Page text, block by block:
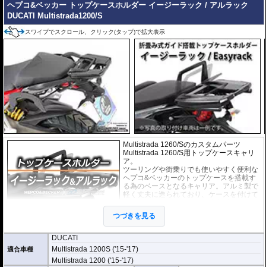
ヘプコ&ベッカー トップケースホルダー イージーラック / アルラック
DUCATI Multistrada1200/S
スワイプでスクロール、クリック(タップ)で拡大表示
Multistrada 1260/Sのカスタムパーツ
Multistrada 1260/S用トップケースキャリ
ア。
ツーリングや街乗りでも使いやすく便利な
ヘプコ&ベッカーのトップケースを搭載す
る為のベースとなるキャリア。アルミ製で
軽く丈夫に造られており、ケースを付けて
込むデザインです。
２種類のホルダーをラインナップ。
ヘプコ&ベッカーの トップケースを安全に取り付けるための位置決めガイド
(垂直に立っている部分)が、折りたたみタイプと固定タイプの2種類をラインナ
ップ。お客様の使用スタイルによってお選びいただけます。
つづきを見る
適合車種
DUCATI
Multistrada 1200S ('15-'17)
Multistrada 1200 ('15-'17)